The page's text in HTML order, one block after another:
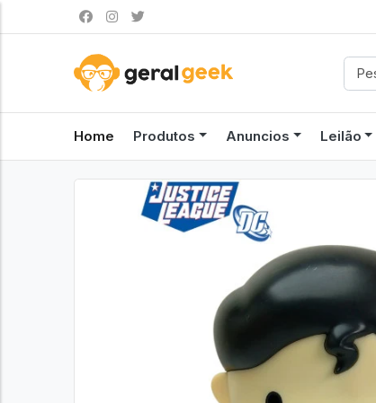
Home Produtos Anuncios Leilão